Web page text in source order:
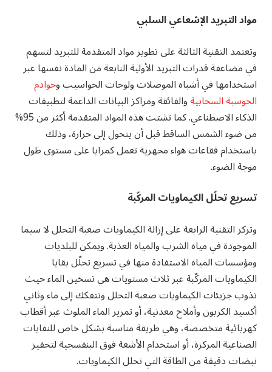
مواد التبريد الإشعاعي السلبي
وتعتمد التقنية الثالثة على تطوير مواد المتقدمة للتبريد لتسهم
في مضاعفة قدرات التبريد الأولية النابعة من المادة نفسها عبر
استخدامها في أشباه الموصلات ولوحات الحواسيب وخوادم
الحوسبة السحابيةوالفائقة ومراكز البيانات الداعمة لتطبيقات
الذكاء الاصطناعي. كما تشتت هذه المواد المتقدمة أكثر من 95%
من ضوء الشمس الساقط قبل أن يتحول إلى حرارة، وذلك
باستخدام فقاعات هواء مجهرية تعمل كمرايا على مستوى طول
موجة الضوء.
تسريع تحلّل الكيماويات المركّبة
وتركز التقنية الرابعة على إزالة الكيماويات صعبة التحلل لا سيما
الموجودة في مياه الشرب والمياه العذبة. ويمكن للبلديات
ومؤسسات المياه الاستفادة منها في تسريع تحلّل بقايا
الكيماويات المركّبة عبر ثلاث مستويات هي تسخين الماء حيث
تذوب جزيئات الكيماويات صعبة التحلل وتتفكك إلى ماء وثاني
أكسيد الكربون وأملاح معدنية، أو تمرير الماء الملوث عبر أقطاب
كهربائية متخصصة، وهي طريقة مناسبة بشكل خاص للنفايات
الصناعية المركزة، أو استخدام الأشعة فوق البنفسجية لتحفيز
نبضات دقيقة من الطاقة التي تحلل الكيماويات.